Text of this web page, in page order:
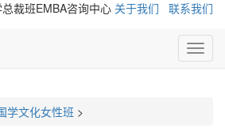
裁班EMBA咨询中心 关于我们 联系我们
北
大
学文化女性班 >